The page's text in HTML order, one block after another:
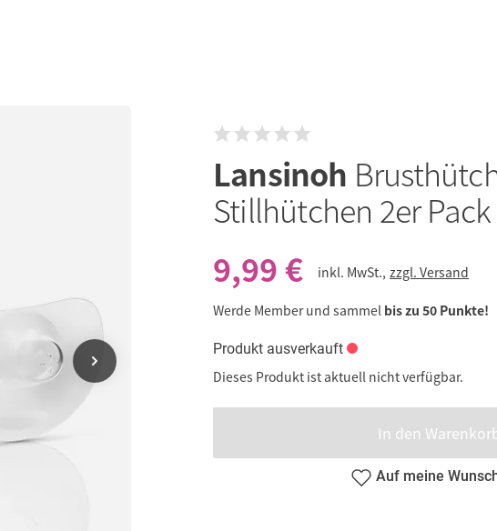
Lansinoh
Stillhütchen 2er
9,99 €
inkl. MwSt., zzgl. Versand
Werde Member und sammel bis zu 50 Punkte!
Produkt ausverkauft
Dieses Produkt ist aktuell nicht verfügbar.
In den
Auf meine